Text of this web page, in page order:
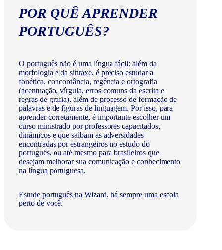
POR QUÊ APRENDER
PORTUGUÊS?
O português não é uma língua fácil: além da
morfologia e da sintaxe, é preciso estudar a
fonética, concordância, regência e ortografia
(acentuação, vírgula, erros comuns da escrita e
regras de grafia), além de processo de formação de
palavras e de figuras de linguagem. Por isso, para
aprender corretamente, é importante escolher um
curso ministrado por professores capacitados,
dinâmicos e que saibam as adversidades
encontradas por estrangeiros no estudo do
português, ou até mesmo para brasileiros que
desejam melhorar sua comunicação e conhecimento
na língua portuguesa.
Estude português na Wizard, há sempre uma escola
perto de você.